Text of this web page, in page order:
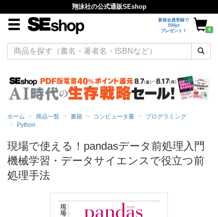
翔泳社の公式通販SEshop
新規会員登録で
500pt
プレゼント！
0
ホーム 商品一覧 書籍 コンピュータ書
プログラミング
Python
現場で使える！pandasデータ前処理入門
機械学習・データサイエンスで役立つ前
処理手法